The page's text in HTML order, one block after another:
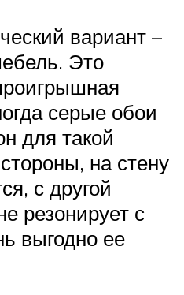
вариант –
Это
серые обои
для такой
на стену
с другой
резонирует с
выгодно ее